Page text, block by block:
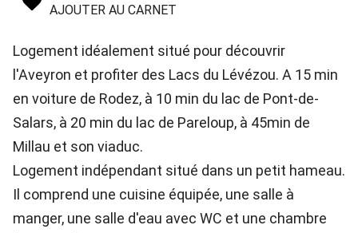
AJOUTER AU CARNET
Logement idéalement situé pour découvrir
l'Aveyron et profiter des Lacs du Lévézou. A 15 min
en voiture de Rodez, à 10 min du lac de Pont-de-
Salars, à 20 min du lac de Pareloup, à 45min de
Millau et son viaduc.
Logement indépendant situé dans un petit hameau.
Il comprend une cuisine équipée, une salle à
manger, une salle d'eau avec WC et une chambre